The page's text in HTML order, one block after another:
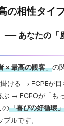
の相性タイ
── あなたの「
× 最高の観客」の
ける → FCPEが
→ FCROが「も
の「喜びの好循環」
ルです。